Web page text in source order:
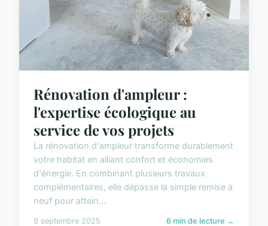
Rénovation d'ampleur :
l'expertise écologique au
service de vos projets
La rénovation d'ampleur transforme durablement
votre habitat en alliant confort et économies
d'énergie. En combinant plusieurs travaux
complémentaires, elle dépasse la simple remise à
neuf pour attein...
9 septembre 2025 6 min de lecture →